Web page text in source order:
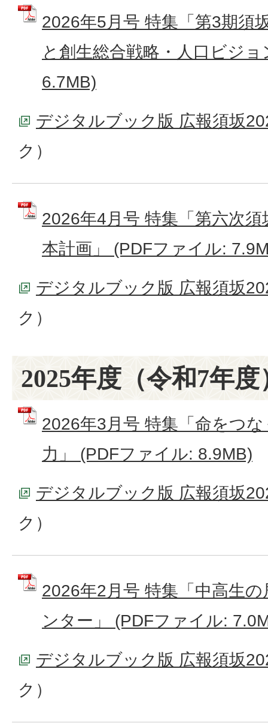
2026年5月号 特集「第3期須
と創生総合戦略・人口ビジ
6.7MB)
デジタルブック版 広報須坂
ク）
2026年4月号 特集「第六次
本計画」 (PDFファイル:
デジタルブック版 広報須坂
ク）
2025年度（令和7年度
2026年3月号 特集「命をつ
力」 (PDFファイル: 8.9MB)
デジタルブック版 広報須坂
ク）
2026年2月号 特集「中高生
ンター」 (PDFファイル:
デジタルブック版 広報須坂
ク）